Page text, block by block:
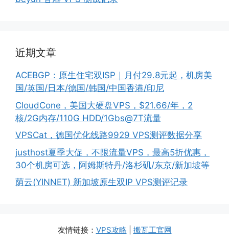
近期文章
ACEBGP：原生住宅双ISP｜月付29.8元起，机房美
国/英国/日本/德国/韩国/中国香港/印尼
CloudCone，美国大硬盘VPS，$21.66/年，2
核/2G内存/110G HDD/1Gbs@7T流量
VPSCat，德国优化线路9929 VPS测评数据分享
justhost夏季大促，不限流量VPS，最高5折优惠，
30个机房可选，阿姆斯特丹/洛杉矶/东京/新加坡等
荫云(YINNET) 新加坡原生双IP VPS测评记录
友情链接： VPS攻略 搬瓦工官网